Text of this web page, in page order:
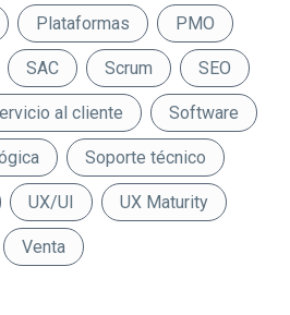
Plataformas PMO
SAC Scrum SEO
al cliente Software
Soporte técnico
UX/UI UX Maturity
Venta